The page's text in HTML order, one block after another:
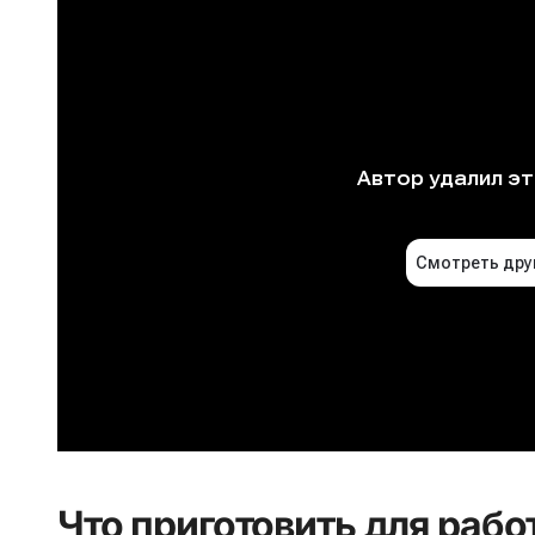
Что приготовить для